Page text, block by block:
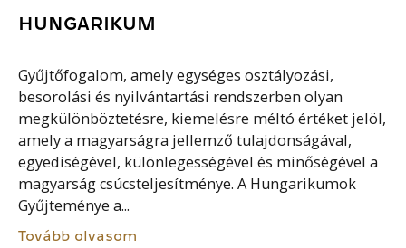
HUNGARIKUM
Gyűjtőfogalom, amely egységes osztályozási,
besorolási és nyilvántartási rendszerben olyan
megkülönböztetésre, kiemelésre méltó értéket jelöl,
amely a magyarságra jellemző tulajdonságával,
egyediségével, különlegességével és minőségével a
magyarság csúcsteljesítménye. A Hungarikumok
Gyűjteménye a...
Tovább olvasom